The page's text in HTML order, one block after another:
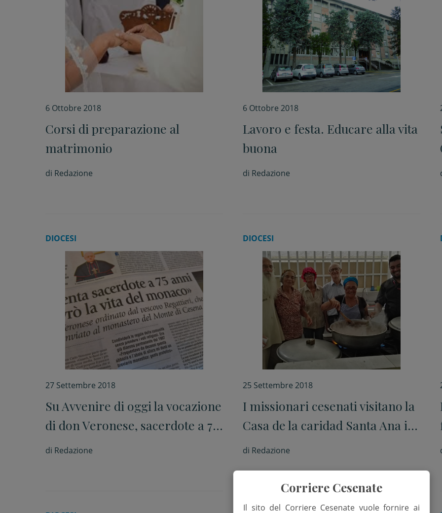
6 Ottobre 2018
Corsi di preparazione al
matrimonio
di Redazione
6 Ottobre 2018
Lavoro e festa. Educare alla vita
buona
di Redazione
DIOCESI
27 Settembre 2018
Su Avvenire di oggi la vocazione
di don Veronese, sacerdote a 75
anni
di Redazione
DIOCESI
25 Settembre 2018
I missionari cesenati visitano la
Casa de la caridad Santa Ana in
Venezuela
di Redazione
Corriere Cesenate
Il sito del Corriere Cesenate vuole fornire ai